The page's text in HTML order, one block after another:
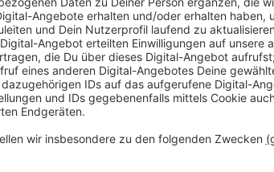
Anzeige
Die Zahl der Erkrankten nimmt zudem
mehr als 300.000 Neuerkrankungen auf. In
Hilfsangebote für Angehörige und Erkrankte.
seien viele vor allem auch mit den Angeboten
der Caritas. Sie kann Ansprechpartner sein,
oder AWO. Es gibt aber zum Beispiel auch